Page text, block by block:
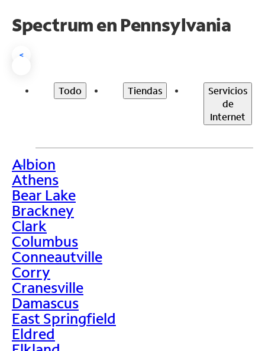
Spectrum en Pennsylvania
<
Todo Tiendas
Servicios
de
Internet
>
Albion
Athens
Bear Lake
Brackney
Clark
Columbus
Conneautville
Corry
Cranesville
Damascus
East Springfield
Eldred